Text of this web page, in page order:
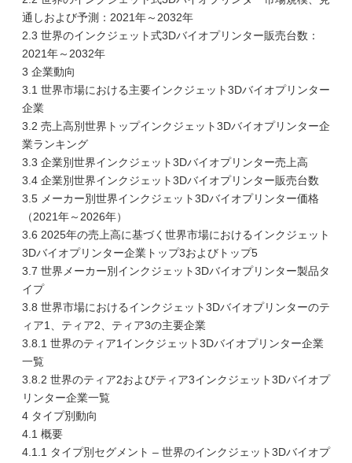
通しおよび予測：2021年～2032年
2.3 世界のインクジェット式3Dバイオプリンター販売台数：
2021年～2032年
3 企業動向
3.1 世界市場における主要インクジェット3Dバイオプリンター
企業
3.2 売上高別世界トップインクジェット3Dバイオプリンター企
業ランキング
3.3 企業別世界インクジェット3Dバイオプリンター売上高
3.4 企業別世界インクジェット3Dバイオプリンター販売台数
3.5 メーカー別世界インクジェット3Dバイオプリンター価格
（2021年～2026年）
3.6 2025年の売上高に基づく世界市場におけるインクジェット
3Dバイオプリンター企業トップ3およびトップ5
3.7 世界メーカー別インクジェット3Dバイオプリンター製品タ
イプ
3.8 世界市場におけるインクジェット3Dバイオプリンターのテ
ィア1、ティア2、ティア3の主要企業
3.8.1 世界のティア1インクジェット3Dバイオプリンター企業
一覧
3.8.2 世界のティア2およびティア3インクジェット3Dバイオプ
リンター企業一覧
4 タイプ別動向
4.1 概要
4.1.1 タイプ別セグメント – 世界のインクジェット3Dバイオプ